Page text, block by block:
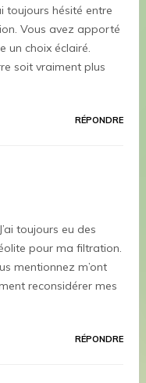
toujours hésité entre
Vous avez apporté
un choix éclairé.
soit vraiment plus
RÉPONDRE
toujours eu des
pour ma filtration.
mentionnez m’ont
reconsidérer mes
RÉPONDRE